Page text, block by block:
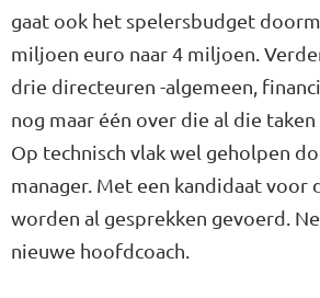
gaat ook het spelersbudget
miljoen euro naar 4 miljoen.
drie directeuren -algemeen,
nog maar één over die al die taken
Op technisch vlak wel geholpen
manager. Met een kandidaat voor
worden al gesprekken gevoerd.
nieuwe hoofdcoach.